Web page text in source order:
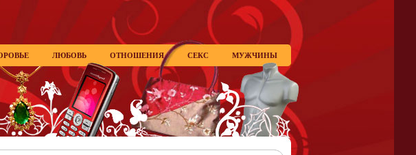
ЛЮБОВЬ ОТНОШЕНИЯ СЕКС МУЖЧИНЫ